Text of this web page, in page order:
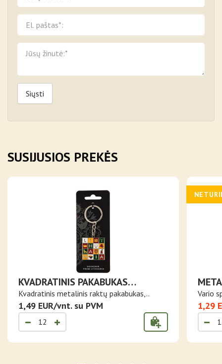
Siųsti
SUSIJUSIOS PREKĖS
KVADRATINIS PAKABUKAS
RAKTAMS LITHUANIA
Kvadratinis metalinis raktų pakabukas,..
1,49 EUR/vnt. su PVM
Vario
1,29